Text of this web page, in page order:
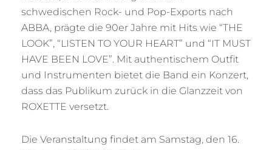
schwedischen Rock- und Pop-Exports nach
ABBA, prägte die 90er Jahre mit Hits wie “THE
LOOK”, “LISTEN TO YOUR HEART” und “IT MUST
HAVE BEEN LOVE”. Mit authentischem Outfit
und Instrumenten bietet die Band ein Konzert,
dass das Publikum zurück in die Glanzzeit von
ROXETTE versetzt.
Die Veranstaltung findet am Samstag, den 16.